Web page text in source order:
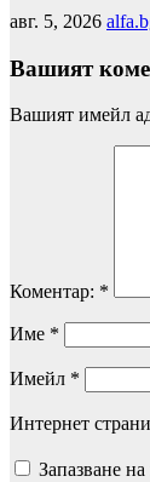
авг. 5, 2026
Вашият
Вашият имейл
Коментар: *
Име *
Имейл *
Интернет
Запазване